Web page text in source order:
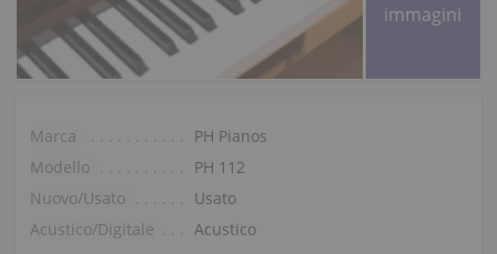
immagini
Marca
PH Pianos
Modello
PH 112
Nuovo/Usato
Usato
Acustico/Digitale
Acustico